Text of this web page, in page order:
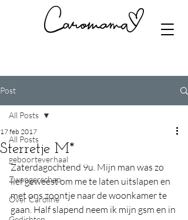
Post
All Posts
geboorteverhaal
Zwangerschap
Over Caroline
All Posts
Sterretje M*
17 feb 2017
Zaterdagochtend 9u. Mijn man was zo
lief geweest om me te laten uitslapen en
met ons zoontje naar de woonkamer te
gaan. Half slapend neem ik mijn gsm en in